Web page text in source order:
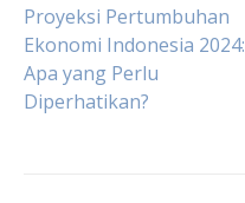
Post
navigation
Proyeksi Pertumbuhan
Ekonomi Indonesia 2024:
Apa yang Perlu
Diperhatikan?